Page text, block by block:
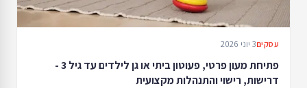
עסקים3 יוני 2026
פתיחת מעון פרטי, פעוטון ביתי או גן לילדים עד גיל 3 -
דרישות, רישוי והתנהלות מקצועית